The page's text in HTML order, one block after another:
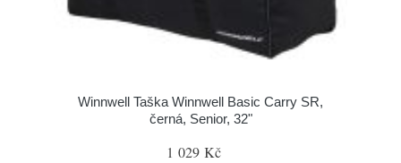
Winnwell Taška Winnwell Basic Carry SR,
černá, Senior, 32"
1 029 Kč